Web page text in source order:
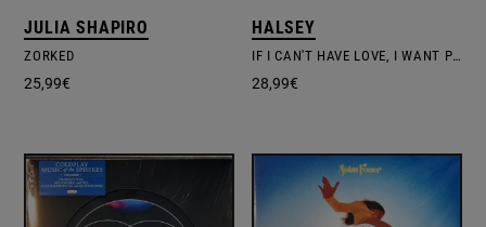
JULIA SHAPIRO
ZORKED
25,99€
HALSEY
IF I CAN'T HAVE LOVE, I WANT POWER
28,99€